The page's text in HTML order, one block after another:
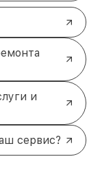
и
сервис?